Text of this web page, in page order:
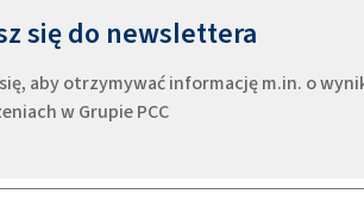
się do newslettera
aby otrzymywać informację m.in. o
w Grupie PCC